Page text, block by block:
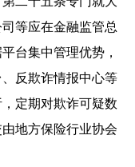
等应在金融监管总
台集中管理优势，
反欺诈情报中心等
定期对欺诈可疑数
地方保险行业协会